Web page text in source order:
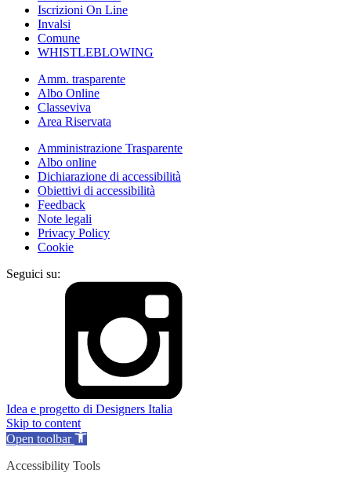
Iscrizioni On Line
Invalsi
Comune
WHISTLEBLOWING
Amm. trasparente
Albo Online
Classeviva
Area Riservata
Amministrazione Trasparente
Albo online
Dichiarazione di accessibilità
Obiettivi di accessibilità
Feedback
Note legali
Privacy Policy
Cookie
Seguici su:
Idea e progetto di Designers Italia
Skip to content
Open toolbar
Accessibility Tools